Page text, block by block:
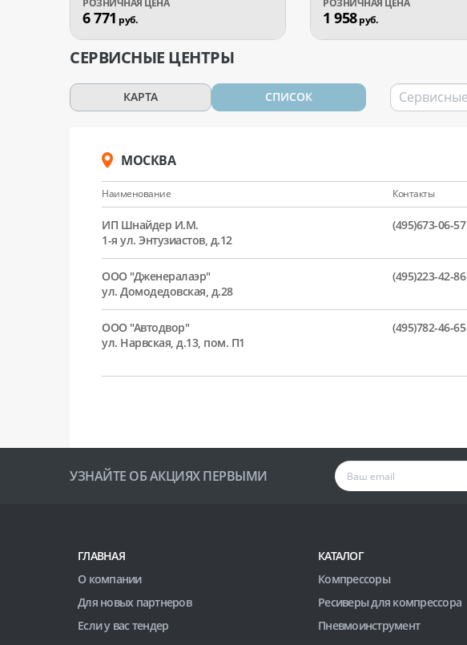
6 771 руб. 1 958руб.
СЕРВИСНЫЕ ЦЕНТРЫ
КАРТА СПИСОК
МОСКВА
Наименование Контакты
ИП Шнайдер И.М.
1-я ул. Энтузиастов, д.12
(495)673-06-57
ООО "Дженералаэр"
ул. Домодедовская, д.28
(495)223-42-86
ООО "Автодвор"
ул. Нарвская, д.13, пом. П1
(495)782-46-65
УЗНАЙТЕ ОБ АКЦИЯХ ПЕРВЫМИ
ГЛАВНАЯ
О компании
Для новых партнеров
Если у вас тендер
КАТАЛОГ
Компрессоры
Ресиверы для компрессора
Пневмоинструмент